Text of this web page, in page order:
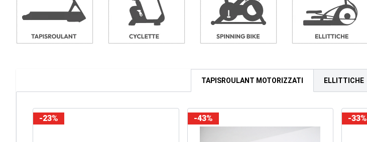
TAPISROULANT MOTORIZZATI ELLITTICHE
-23% -43% -33%